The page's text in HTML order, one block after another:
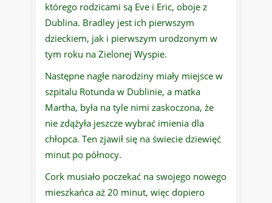
którego rodzicami są Eve i Eric, oboje z
Dublina. Bradley jest ich pierwszym
dzieckiem, jak i pierwszym urodzonym w
tym roku na Zielonej Wyspie.
Następne nagłe narodziny miały miejsce w
szpitalu Rotunda w Dublinie, a matka
Martha, była na tyle nimi zaskoczona, że
nie zdążyła jeszcze wybrać imienia dla
chłopca. Ten zjawił się na świecie dziewięć
minut po północy.
Cork musiało poczekać na swojego nowego
mieszkańca aż 20 minut, więc dopiero